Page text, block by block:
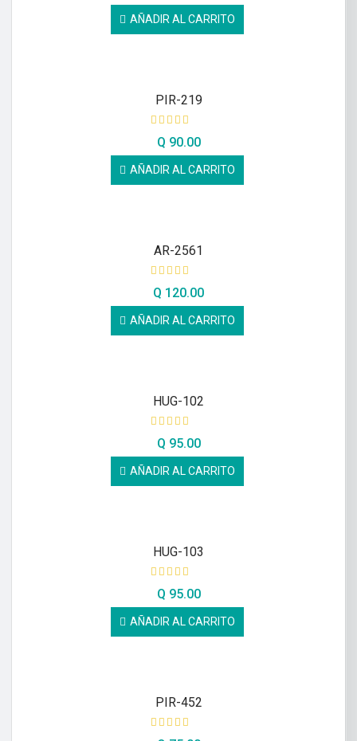
AÑADIR AL CARRITO
PIR-219
Q 90.00
AÑADIR AL CARRITO
AR-2561
Q 120.00
AÑADIR AL CARRITO
HUG-102
Q 95.00
AÑADIR AL CARRITO
HUG-103
Q 95.00
AÑADIR AL CARRITO
PIR-452